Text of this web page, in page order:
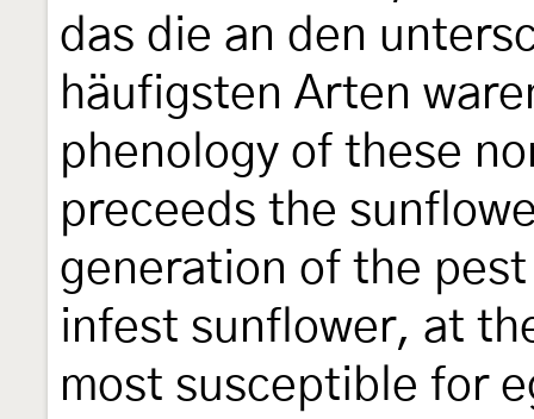
das die an den
häufigsten Arten
phenology of these
preceeds the
generation of the
infest sunflower, at
most susceptible for